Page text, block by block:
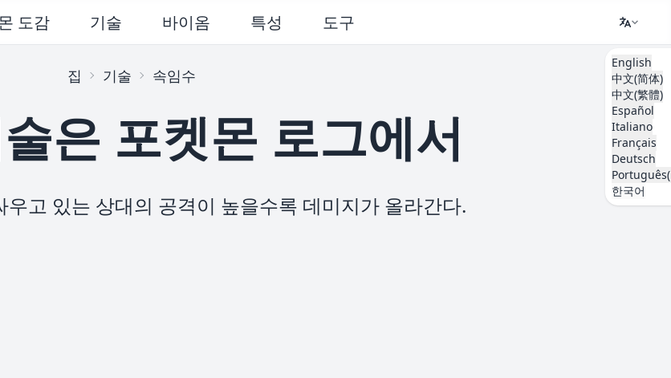
도감 기술 바이옴 특성 도구
English
中文(简体)
中文(繁體)
Español
Italiano
Français
Deutsch
한국어
집 기술 속임수
은 포켓몬 로그에서
고 있는 상대의 공격이 높을수록 데미지가 올라간다.